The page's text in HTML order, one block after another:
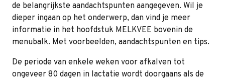
de belangrijkste aandachtspunten aangegeven. Wil je
dieper ingaan op het onderwerp, dan vind je meer
informatie in het hoofdstuk MELKVEE bovenin de
menubalk. Met voorbeelden, aandachtspunten en tips.
De periode van enkele weken voor afkalven tot
ongeveer 80 dagen in lactatie wordt doorgaans als de